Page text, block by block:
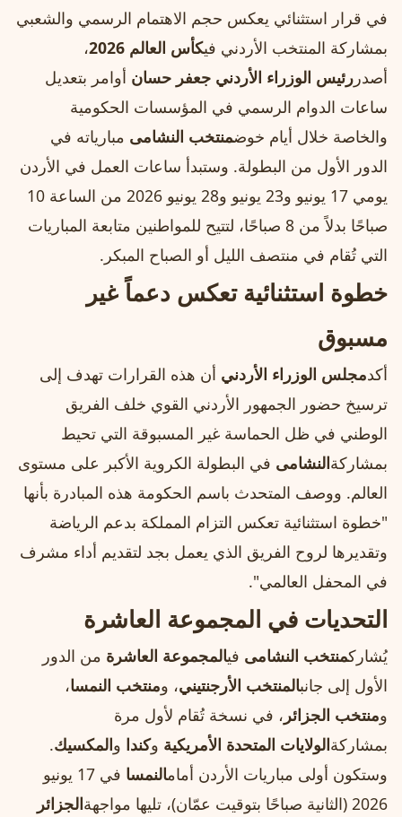
في قرار استثنائي يعكس حجم الاهتمام الرسمي والشعبي
بمشاركة المنتخب الأردني فيكأس العالم 2026
،
أصدر رئيس الوزراء الأردني جعفر حسان أوامر بتعديل
ساعات الدوام الرسمي في المؤسسات الحكومية
والخاصة خلال أيام خوضمنتخب النشامى مبارياته في
الدور الأول من البطولة. وستبدأ ساعات العمل في الأردن
يومي 17 يونيو و23 يونيو و28 يونيو 2026 من الساعة 10
صباحًا بدلاً من 8 صباحًا، لتتيح للمواطنين متابعة المباريات
التي تُقام في منتصف الليل أو الصباح المبكر.
خطوة استثنائية تعكس دعماً غير
مسبوق
أكدمجلس الوزراء الأردني أن هذه القرارات تهدف إلى
ترسيخ حضور الجمهور الأردني القوي خلف الفريق
الوطني في ظل الحماسة غير المسبوقة التي تحيط
بمشاركةالنشامى في البطولة الكروية الأكبر على مستوى
العالم. ووصف المتحدث باسم الحكومة هذه المبادرة بأنها
"خطوة استثنائية تعكس التزام المملكة بدعم الرياضة
وتقديرها لروح الفريق الذي يعمل بجد لتقديم أداء مشرف
في المحفل العالمي".
التحديات في المجموعة العاشرة
يُشاركمنتخب النشامى فيالمجموعة العاشرة من الدور
الأول إلى جانبالمنتخب الأرجنتيني، ومنتخب النمسا،
ومنتخب الجزائر ، في نسخة تُقام لأول مرة
بمشاركةالولايات المتحدة الأمريكية وكندا والمكسيك.
وستكون أولى مباريات الأردن أمامالنمسا
في 17 يونيو
2026 (الثانية صباحًا بتوقيت عمّان)، تليها مواجهة
الجزائر